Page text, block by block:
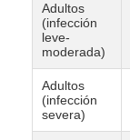
Adultos
(infección
leve-
moderada)
Adultos
(infección
severa)